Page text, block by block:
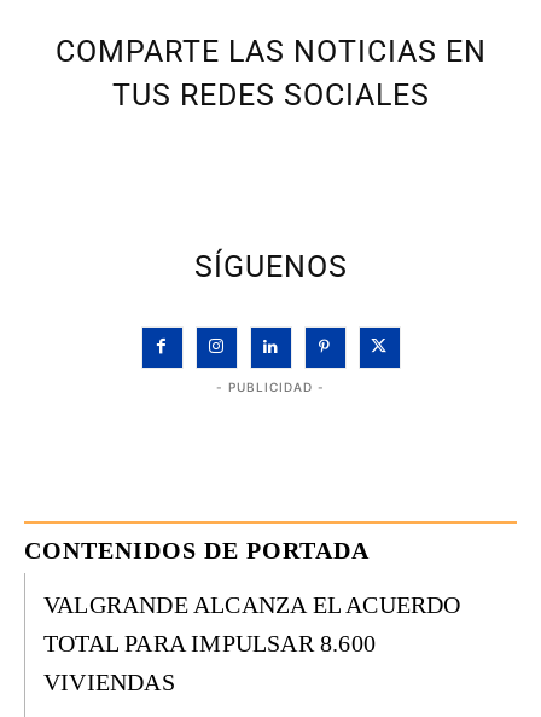
COMPARTE LAS NOTICIAS EN
TUS REDES SOCIALES
SÍGUENOS
- PUBLICIDAD -
CONTENIDOS DE PORTADA
VALGRANDE ALCANZA EL ACUERDO
TOTAL PARA IMPULSAR 8.600
VIVIENDAS